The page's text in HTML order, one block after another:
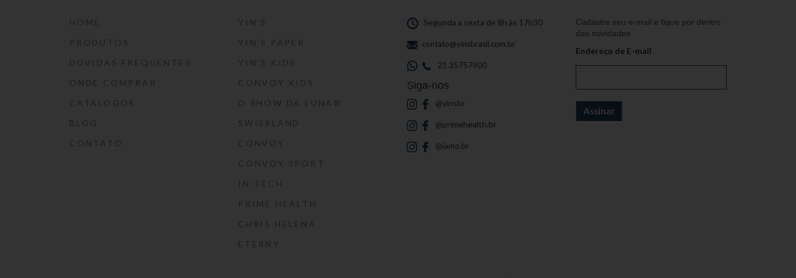
HOME
PRODUTOS
DÚVIDAS FREQUENTES
ONDE COMPRAR
CATÁLOGOS
BLOG
CONTATO
YIN’S
YIN’S PAPER
YIN’S KIDS
CONVOY KIDS
O SHOW DA LUNA®
SWISSLAND
CONVOY
CONVOY SPORT
IN-TECH
PRIME HEALTH
CHRIS HELENA
ETERNY
Segunda a sexta de 8h às 17h30
contato@yinsbrasil.com.br
21 35757900
Siga-nos
@yinsbr
@primehealth.br
@iamo.br
Cadastre seu e-mail e fique por dentro
das novidades
Endereço de E-mail